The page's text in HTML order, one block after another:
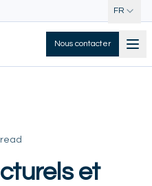
FR
Nous contacter
et